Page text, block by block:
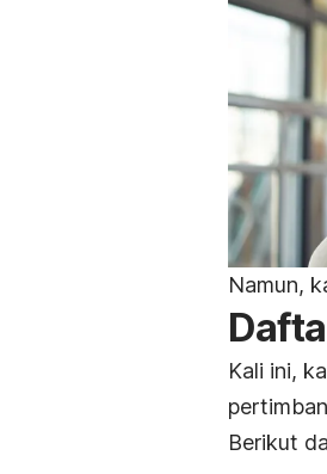
Namun,
Kali ini,
Berikut